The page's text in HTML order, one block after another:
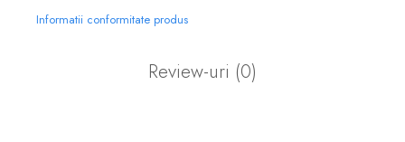
Informatii conformitate produs
Review-uri (0)